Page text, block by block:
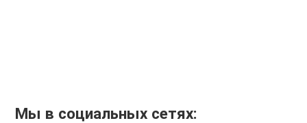
Мы в социальных сетях: